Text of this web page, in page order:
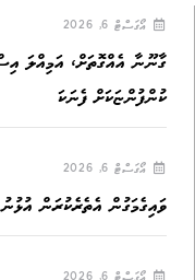
އޯގަސްޓް 6, 2026
ގާނޫނާ އެއްގޮތަށް، އަމިއްލަ
ކުންފުންޏަކަށް ފެނަކަ
އޯގަސްޓް 6, 2026
ވައިގެމަގުން އެތެރެކުރަން އުޅުނު 800 ވޭޕް ކާޓްރިޖް އަތުލައިގެންފި